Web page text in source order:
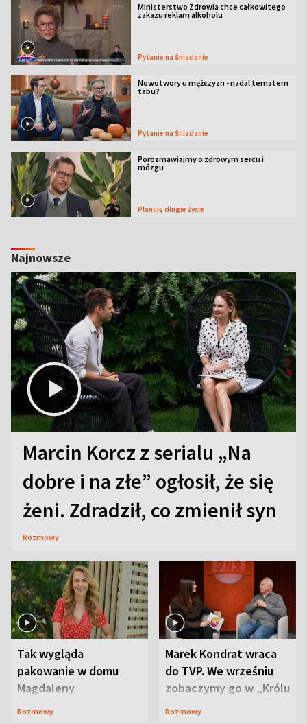
Ministerstwo Zdrowia chce całkowitego
zakazu reklam alkoholu
Pytanie na Śniadanie
Nowotwory u mężczyzn - nadal tematem
tabu?
Pytanie na Śniadanie
Porozmawiajmy o zdrowym sercu i
mózgu
Planuję długie życie
Najnowsze
Marcin Korcz z serialu „Na
dobre i na złe” ogłosił, że się
żeni. Zdradził, co zmienił syn
Rozmowy
Tak wygląda
pakowanie w domu
Magdaleny
Waligórskiej-Lisieckiej.
Rozmowy
Marek Kondrat wraca
do TVP. We wrześniu
zobaczymy go w „Królu
Maciusiu I”
Rozmowy